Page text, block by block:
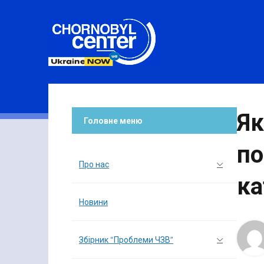
Головне меню
Про нас
Новини
Збірник “Проблеми ЧЗВ”